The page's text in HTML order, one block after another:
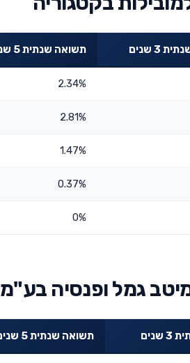
3 שנים תשואה שנתית 5 שנים
2.34%
2.81%
1.47%
0.37%
0%
גמל ופנסיה בע"מ
תשואה שנתית 5 שנים